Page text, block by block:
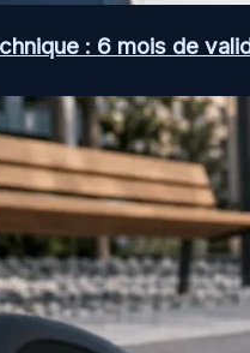
: 6 mois de